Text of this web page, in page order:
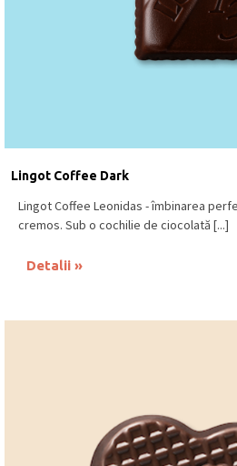
Lingot Coffee Dark
Lingot Coffee Leonidas - îmbinarea
cremos. Sub o cochilie de ciocolată [...]
Detalii